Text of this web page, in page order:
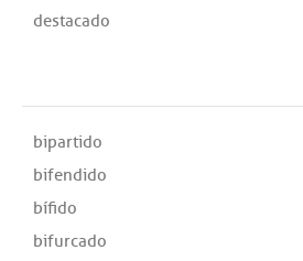
destacado
bipartido
bifendido
bífido
bifurcado